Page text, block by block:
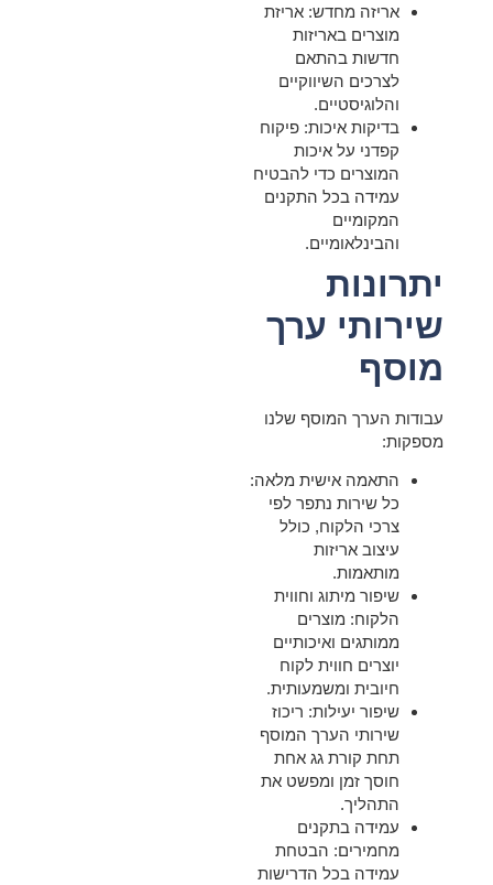
אריזה מחדש: אריזת
מוצרים באריזות
חדשות בהתאם
לצרכים השיווקיים
והלוגיסטיים.
בדיקות איכות: פיקוח
קפדני על איכות
המוצרים כדי להבטיח
עמידה בכל התקנים
המקומיים
והבינלאומיים.
יתרונות
שירותי ערך
מוסף
עבודות הערך המוסף שלנו
מספקות:
התאמה אישית מלאה:
כל שירות נתפר לפי
צרכי הלקוח, כולל
עיצוב אריזות
מותאמות.
שיפור מיתוג וחווית
הלקוח: מוצרים
ממותגים ואיכותיים
יוצרים חווית לקוח
חיובית ומשמעותית.
שיפור יעילות: ריכוז
שירותי הערך המוסף
תחת קורת גג אחת
חוסך זמן ומפשט את
התהליך.
עמידה בתקנים
מחמירים: הבטחת
עמידה בכל הדרישות